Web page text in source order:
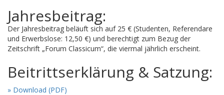
Jahresbeitrag:
Der Jahresbeitrag beläuft sich auf 25 € (Studenten, Referendare
und Erwerbslose: 12,50 €) und berechtigt zum Bezug der
Zeitschrift „Forum Classicum“, die viermal jährlich erscheint.
Beitrittserklärung & Satzung:
» Download (PDF)